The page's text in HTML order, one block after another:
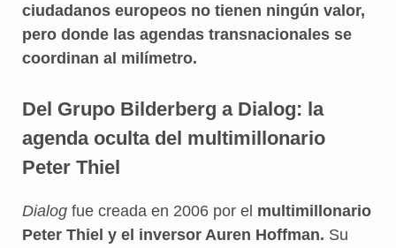
ciudadanos europeos no tienen ningún valor,
pero donde las agendas transnacionales se
coordinan al milímetro.
Del Grupo Bilderberg a Dialog: la
agenda oculta del multimillonario
Peter Thiel
Dialog fue creada en 2006 por el multimillonario
Peter Thiel y el inversor Auren Hoffman. Su